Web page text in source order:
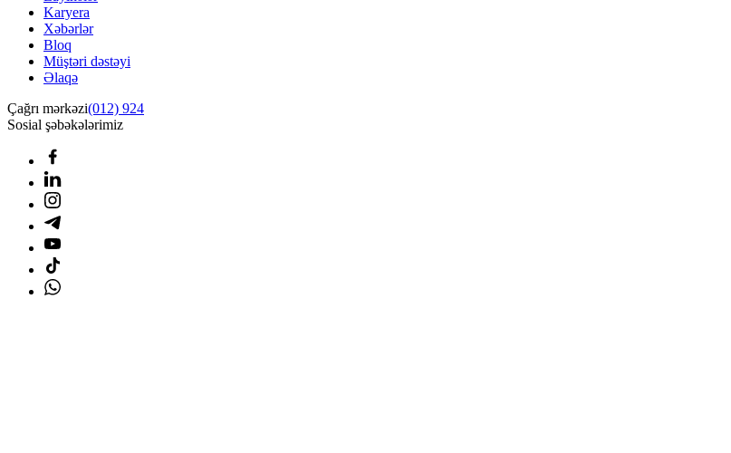
Karyera
Xəbərlər
Bloq
Müştəri dəstəyi
Əlaqə
Çağrı mərkəzi(012) 924
Sosial şəbəkələrimiz